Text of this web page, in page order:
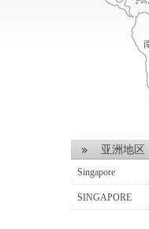
亚洲地区
Singapore
SINGAPORE